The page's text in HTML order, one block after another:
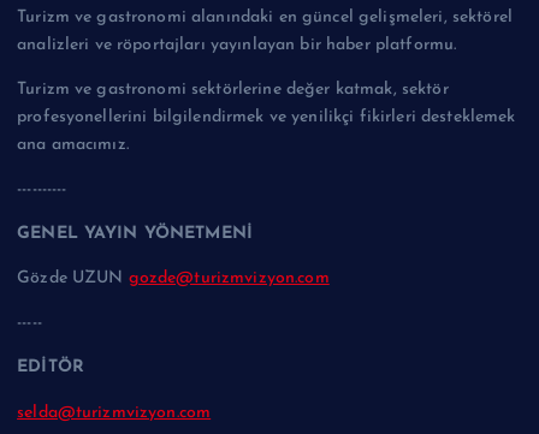
Turizm ve gastronomi alanındaki en güncel gelişmeleri, sektörel
analizleri ve röportajları yayınlayan bir haber platformu.
Turizm ve gastronomi sektörlerine değer katmak, sektör
profesyonellerini bilgilendirmek ve yenilikçi fikirleri desteklemek
ana amacımız.
----------
GENEL YAYIN YÖNETMENİ
Gözde UZUN gozde@turizmvizyon.com
-----
EDİTÖR
selda@turizmvizyon.com